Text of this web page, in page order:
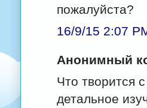
пожалуйста?
16/9/15 2:07
Анонимный
Что творится
детальное